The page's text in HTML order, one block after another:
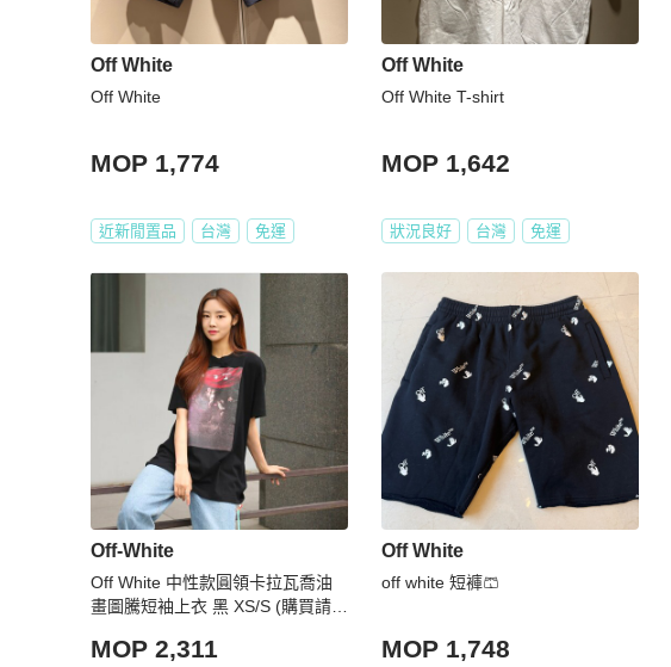
Off White
Off White
MOP 1,774
近新閒置品 台灣 免運
Off White
Off White T-shirt
MOP 1,642
狀況良好 台灣 免運
Off-White
Off White 中性款圓領卡拉瓦喬油
畫圖騰短袖上衣 黑 XS/S (購買請訊
MOP 2,311
Off White
off white 短褲🩳
MOP 1,748